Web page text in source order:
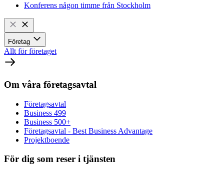
Konferens någon timme från Stockholm
Företag
Allt för företaget
Om våra företagsavtal
Företagsavtal
Business 499
Business 500+
Företagsavtal - Best Business Advantage
Projektboende
För dig som reser i tjänsten